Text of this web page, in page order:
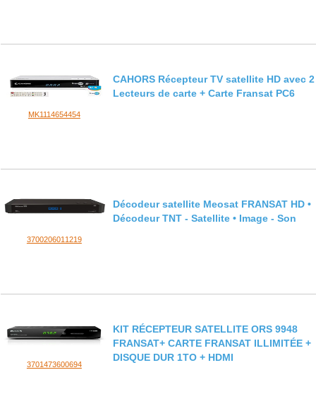
MK1114654454
CAHORS Récepteur TV satellite HD avec 2
Lecteurs de carte + Carte Fransat PC6
3700206011219
Décodeur satellite Meosat FRANSAT HD •
Décodeur TNT - Satellite • Image - Son
3701473600694
KIT RÉCEPTEUR SATELLITE ORS 9948
FRANSAT+ CARTE FRANSAT ILLIMITÉE +
DISQUE DUR 1TO + HDMI